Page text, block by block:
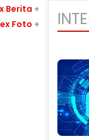
Berita +
Foto +